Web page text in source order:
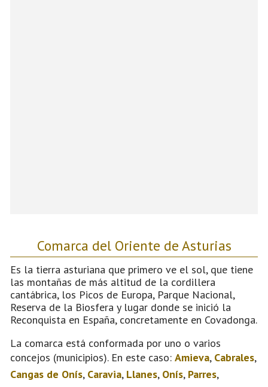
Comarca del Oriente de Asturias
Es la tierra asturiana que primero ve el sol, que tiene
las montañas de más altitud de la cordillera
cantábrica, los Picos de Europa, Parque Nacional,
Reserva de la Biosfera y lugar donde se inició la
Reconquista en España, concretamente en Covadonga.
La comarca está conformada por uno o varios
concejos (municipios). En este caso: Amieva, Cabrales,
Cangas de Onís, Caravia, Llanes, Onís, Parres,